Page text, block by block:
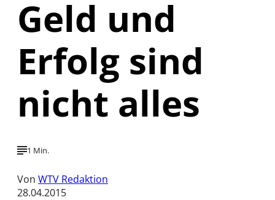
Geld und
Erfolg sind
nicht alles
1 Min.
Von WTV Redaktion
28.04.2015